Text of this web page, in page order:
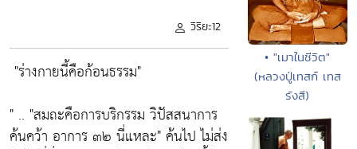
วิริยะ12
"ร่างกายนี้คือก้อนธรรม"
" .. "สมถะคือการบริกรรม วิปัสสนาการ
ค้นคว้า อาการ ๓๒ นี่แหละ"ค้นไป ไม่ส่ง
• "เมาในชีวิต"
(หลวงปู่เทสก์ เทส
รังสี)